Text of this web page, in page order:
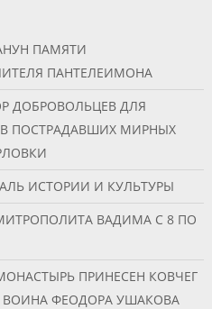
ПАМЯТИ
ПАНТЕЛЕИМОНА
ДОБРОВОЛЬЦЕВ ДЛЯ
ПОСТРАДАВШИХ МИРНЫХ
ИСТОРИИ И КУЛЬТУРЫ
ВАДИМА С 8 ПО
ПРИНЕСЕН КОВЧЕГ
ФЕОДОРА УШАКОВА